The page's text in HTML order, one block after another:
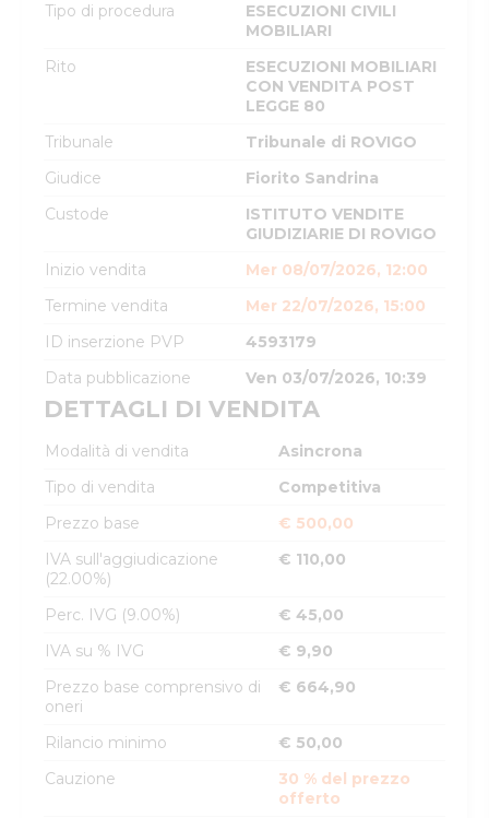
Tipo di procedura
ESECUZIONI CIVILI
MOBILIARI
Rito
ESECUZIONI MOBILIARI
CON VENDITA POST
LEGGE 80
Tribunale
Tribunale di ROVIGO
Giudice
Fiorito Sandrina
Custode
ISTITUTO VENDITE
GIUDIZIARIE DI ROVIGO
Inizio vendita
Mer 08/07/2026, 12:00
Termine vendita
Mer 22/07/2026, 15:00
ID inserzione PVP
4593179
Data pubblicazione
Ven 03/07/2026, 10:39
DETTAGLI DI VENDITA
Modalità di vendita
Asincrona
Tipo di vendita
Competitiva
Prezzo base
€ 500,00
IVA sull'aggiudicazione
(22.00%)
€ 110,00
Perc. IVG (9.00%)
€ 45,00
IVA su % IVG
€ 9,90
Prezzo base comprensivo di
oneri
€ 664,90
Rilancio minimo
€ 50,00
Cauzione
30 % del prezzo
offerto